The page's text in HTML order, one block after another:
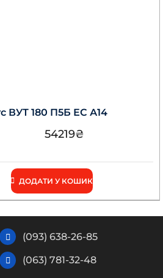
ВУТ 180 П5Б ЕС А14
54219₴
ДОДАТИ У КОШИК
(093) 638-26-85
(063) 781-32-48